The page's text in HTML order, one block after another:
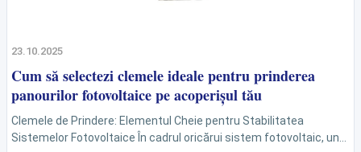
23.10.2025
Cum să selectezi clemele ideale pentru prinderea
panourilor fotovoltaice pe acoperișul tău
Clemele de Prindere: Elementul Cheie pentru Stabilitatea
Sistemelor Fotovoltaice În cadrul oricărui sistem fotovoltaic, un